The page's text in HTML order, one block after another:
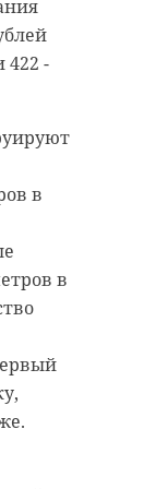
422 -
в
в
Они
с
игр и